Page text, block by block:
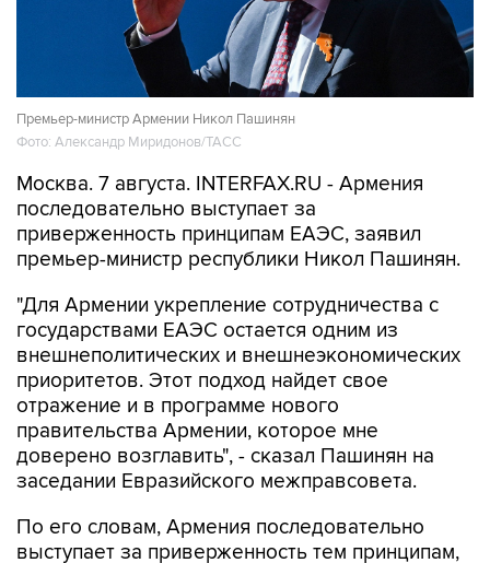
Премьер-министр Армении Никол Пашинян
Фото: Александр Миридонов/ТАСС
Москва. 7 августа. INTERFAX.RU - Армения
приверженность принципам ЕАЭС, заявил
премьер-министр республики Никол Пашинян.
"Для Армении укрепление сотрудничества с
внешнеполитических и внешнеэкономических
приоритетов. Этот подход найдет свое
отражение и в программе нового
правительства Армении, которое мне
доверено возглавить", - сказал Пашинян на
заседании Евразийского межправсовета.
По его словам, Армения последовательно
которые лежат в основе ЕАЭС.